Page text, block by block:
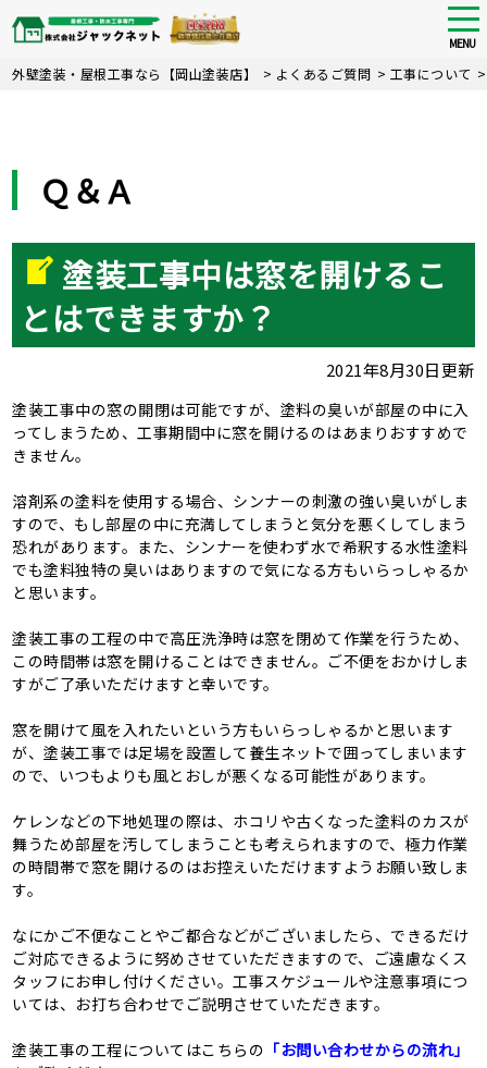
Skip
MENU
外壁塗装・屋根工事なら【岡山塗装店】 > よくあるご質問 > 工事について
Ｑ＆Ａ
塗装工事中は窓を開けるこ
とはできますか？
2021年8月30日更新
塗装工事中の窓の開閉は可能ですが、塗料の臭いが部屋の中に入
ってしまうため、工事期間中に窓を開けるのはあまりおすすめで
きません。
溶剤系の塗料を使用する場合、シンナーの刺激の強い臭いがしま
すので、もし部屋の中に充満してしまうと気分を悪くしてしまう
恐れがあります。また、シンナーを使わず水で希釈する水性塗料
でも塗料独特の臭いはありますので気になる方もいらっしゃるか
と思います。
塗装工事の工程の中で高圧洗浄時は窓を閉めて作業を行うため、
この時間帯は窓を開けることはできません。ご不便をおかけしま
すがご了承いただけますと幸いです。
窓を開けて風を入れたいという方もいらっしゃるかと思います
が、塗装工事では足場を設置して養生ネットで囲ってしまいます
ので、いつもよりも風とおしが悪くなる可能性があります。
ケレンなどの下地処理の際は、ホコリや古くなった塗料のカスが
舞うため部屋を汚してしまうことも考えられますので、極力作業
の時間帯で窓を開けるのはお控えいただけますようお願い致しま
す。
なにかご不便なことやご都合などがございましたら、できるだけ
ご対応できるように努めさせていただきますので、ご遠慮なくス
タッフにお申し付けください。工事スケジュールや注意事項につ
いては、お打ち合わせでご説明させていただきます。
塗装工事の工程についてはこちらの 「お問い合わせからの流れ」